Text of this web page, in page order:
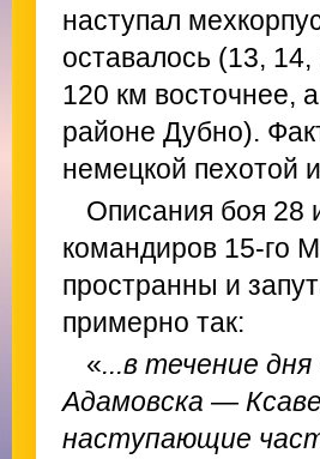
наступал
оставалось (13,
120 км восточнее,
районе Дубно).
немецкой пехотой
Описания боя 28
командиров 15-го
пространны и
примерно так:
«...в течение
Адамовска —
наступающие